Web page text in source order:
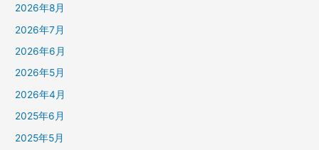
2026年8月
2026年7月
2026年6月
2026年5月
2026年4月
2025年6月
2025年5月